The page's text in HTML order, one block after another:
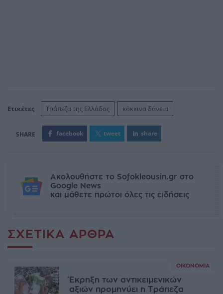
Ετικέτες Τράπεζα της Ελλάδος κόκκινα δάνεια
facebook tweet share
Ακολουθήστε το Sofokleousin.gr στο
Google News
και μάθετε πρώτοι όλες τις ειδήσεις
ΣΧΕΤΙΚΆ ΆΡΘΡΑ
ΟΙΚΟΝΟΜΊΑ
Έκρηξη των αντικειμενικών
αξιών προμηνύει η Τράπεζα